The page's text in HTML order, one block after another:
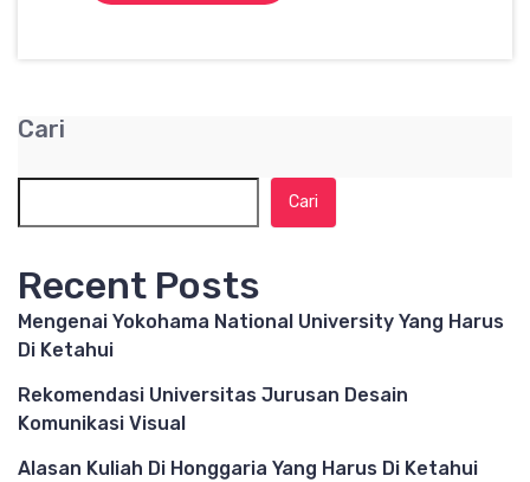
Cari
Cari
Recent Posts
Mengenai Yokohama National University Yang Harus
Di Ketahui
Rekomendasi Universitas Jurusan Desain
Komunikasi Visual
Alasan Kuliah Di Honggaria Yang Harus Di Ketahui